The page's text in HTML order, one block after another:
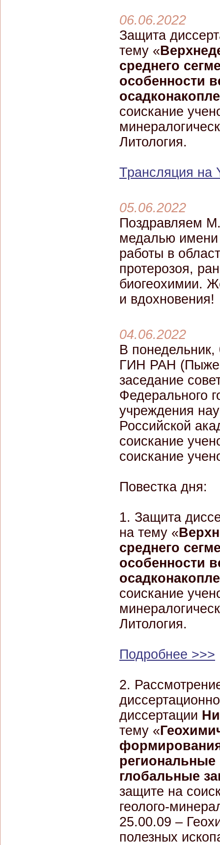
06.06.2022
Защита
тему «
среднего
особенности
соискание
Литология.
Трансляция на
05.06.2022
Поздравляем
медалью
работы в
протерозоя,
биогеохимии.
и вдохновения!
04.06.2022
В понедельник,
ГИН РАН
заседание
Федерального
учреждения
Российской
соискание
соискание
Повестка дня:
1. Защита
на тему «
среднего
особенности
соискание
Литология.
Подробнее >>>
2.
диссертации
тему «
глобальные
защите на
геолого-
25.00.09 –
полезных